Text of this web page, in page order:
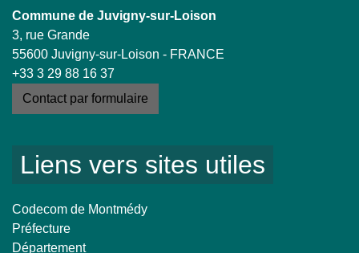
Commune de Juvigny-sur-Loison
3, rue Grande
55600 Juvigny-sur-Loison - FRANCE
+33 3 29 88 16 37
Contact par formulaire
Liens vers sites utiles
Codecom de Montmédy
Préfecture
Département